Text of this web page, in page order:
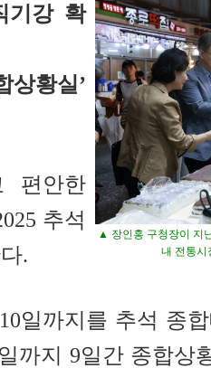
▲ 장인홍 구청장이 지
내 전통시
기강 확
상황실’
편안한
추석
.
일까지를 추석 종
까지 9일간 종합상